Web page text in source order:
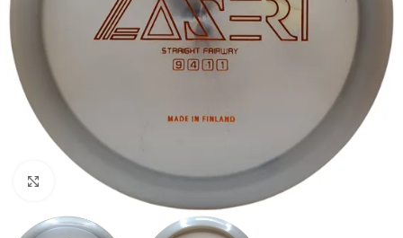
Klikkaa suuremmaksi